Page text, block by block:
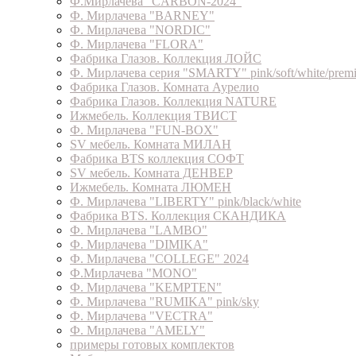
Ф. Мирлачева "BARNEY"
Ф. Мирлачева "NORDIC"
Ф. Мирлачева "FLORA"
Фабрика Глазов. Коллекция ЛОЙС
Ф. Мирлачева серия "SMARTY" pink/soft/white/
Фабрика Глазов. Комната Аурелио
Фабрика Глазов. Коллекция NATURE
Ижмебель. Коллекция ТВИСТ
Ф. Мирлачева "FUN-BOX"
SV мебель. Комната МИЛАН
Фабрика BTS коллекция СОФТ
SV мебель. Комната ДЕНВЕР
Ижмебель. Комната ЛЮМЕН
Ф. Мирлачева "LIBERTY" pink/black/white
Фабрика BTS. Коллекция СКАНДИКА
Ф. Мирлачева "LAMBO"
Ф. Мирлачева "DIMIKA"
Ф. Мирлачева "COLLEGE" 2024
Ф.Мирлачева "MONO"
Ф. Мирлачева "KEMPTEN"
Ф. Мирлачева "RUMIKA" pink/sky
Ф. Мирлачева "VECTRA"
Ф. Мирлачева "AMELY"
примеры готовых комплектов